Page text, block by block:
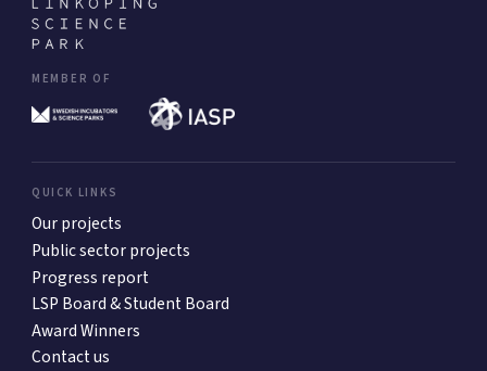
MEMBER OF
QUICK LINKS
Our projects
Public sector projects
Progress report
LSP Board & Student Board
Award Winners
Contact us